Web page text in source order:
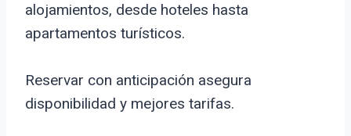
alojamientos, desde hoteles hasta
apartamentos turísticos.
Reservar con anticipación asegura
disponibilidad y mejores tarifas.